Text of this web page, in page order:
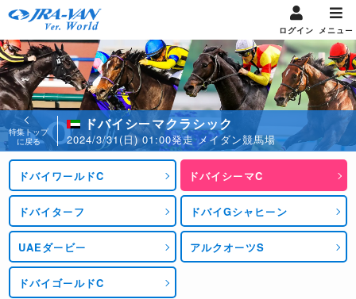
ログイン メニュー
特集トップ
に戻る
ドバイシーマクラシック
2024/3/31(日) 01:00発走 メイダン競馬場
ドバイワールドC ドバイシーマC
ドバイターフ ドバイGシャヒーン
UAEダービー アルクオーツS
ドバイゴールドC